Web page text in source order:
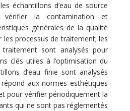
échantillons d’eau de source
vérifier la contamination et
générales de la qualité
les processus de traitement; les
traitement sont analysés pour
clés utiles à l’optimisation du
d’eau finie sont analysés
aux normes esthétiques
pour vérifier périodiquement la
qui ne sont pas réglementés